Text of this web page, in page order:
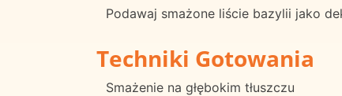
Podawaj smażone liście bazylii jako
Techniki Gotowania
Smażenie na głębokim tłuszczu